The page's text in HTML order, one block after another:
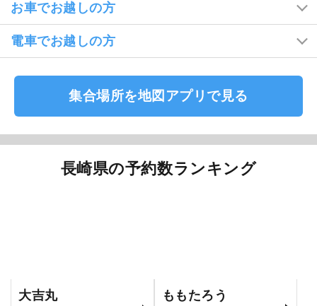
お車でお越しの方
電車でお越しの方
集合場所を地図アプリで見る
長崎県の予約数ランキング
大吉丸 ももたろう